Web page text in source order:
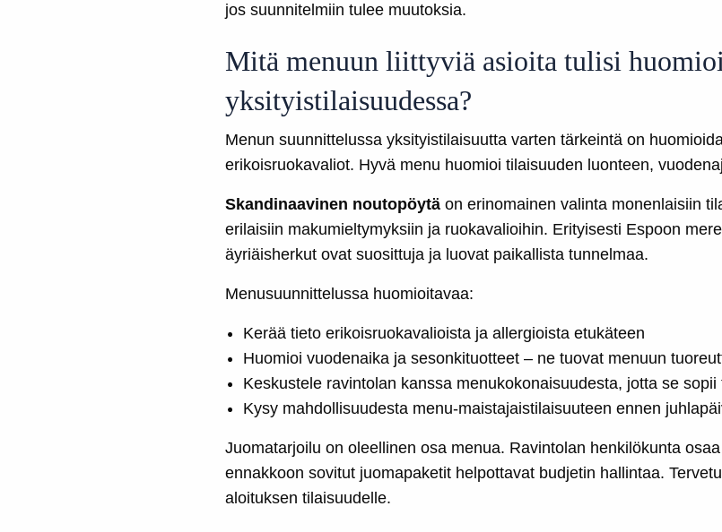
jos suunnitelmiin tulee muutoksia.
Mitä menuun liittyviä asioita tulisi
yksityistilaisuudessa?
Menun suunnittelussa yksityistilaisuutta varten tärkeintä on
erikoisruokavaliot. Hyvä menu huomioi tilaisuuden luonteen,
Skandinaavinen noutopöytä on erinomainen valinta monenlaisiin
erilaisiin makumieltymyksiin ja ruokavalioihin. Erityisesti Espoon
äyriäisherkut ovat suosittuja ja luovat paikallista tunnelmaa.
Menusuunnittelussa huomioitavaa:
Kerää tieto erikoisruokavalioista ja allergioista etukäteen
Huomioi vuodenaika ja sesonkituotteet – ne tuovat menuun
Keskustele ravintolan kanssa menukokonaisuudesta, jotta se
Kysy mahdollisuudesta menu-maistajaistilaisuuteen ennen
Juomatarjoilu on oleellinen osa menua. Ravintolan henkilökunta
ennakkoon sovitut juomapaketit helpottavat budjetin hallintaa.
aloituksen tilaisuudelle.